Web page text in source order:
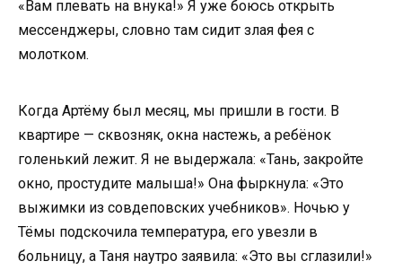
«Вам плевать на внука!» Я уже боюсь открыть
мессенджеры, словно там сидит злая фея с
молотком.
Когда Артёму был месяц, мы пришли в гости. В
квартире — сквозняк, окна настежь, а ребёнок
голенький лежит. Я не выдержала: «Тань, закройте
окно, простудите малыша!» Она фыркнула: «Это
выжимки из совдеповских учебников». Ночью у
Тёмы подскочила температура, его увезли в
больницу, а Таня наутро заявила: «Это вы сглазили!»